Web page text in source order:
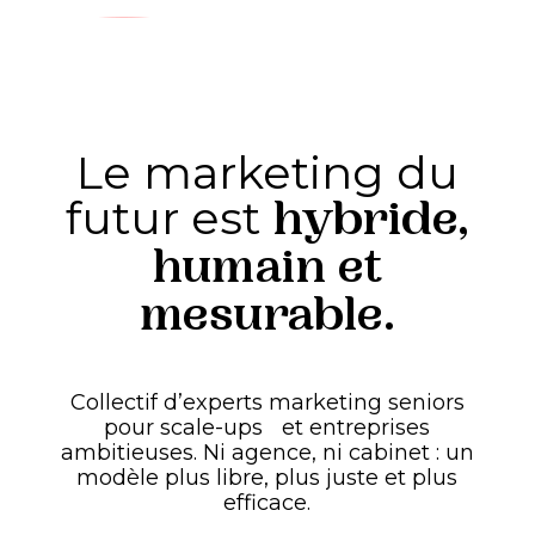
Le marketing du
futur est hybride,
humain et
mesurable.
Collectif d’experts marketing seniors
pour scale-ups et entreprises
ambitieuses. Ni agence, ni cabinet : un
modèle plus libre, plus juste et plus
efficace.